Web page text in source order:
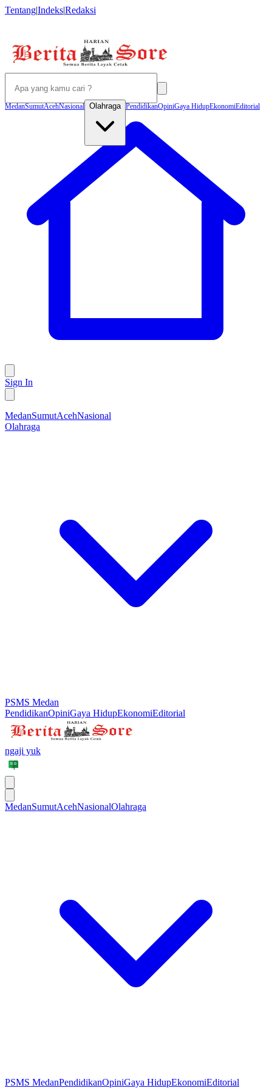
Tentang|Indeks|Redaksi
MedanSumutAcehNasional Olahraga PendidikanOpiniGaya HidupEkonomiEditorial
Sign In
MedanSumutAcehNasional
Olahraga
PSMS Medan
PendidikanOpiniGaya HidupEkonomiEditorial
ngaji yuk
MedanSumutAcehNasionalOlahraga
PSMS MedanPendidikanOpiniGaya HidupEkonomiEditorial